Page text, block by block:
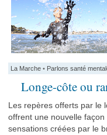
La Marche • Parlons santé
Longe-côte ou
Les repères offerts par le
offrent une nouvelle
sensations créées par le